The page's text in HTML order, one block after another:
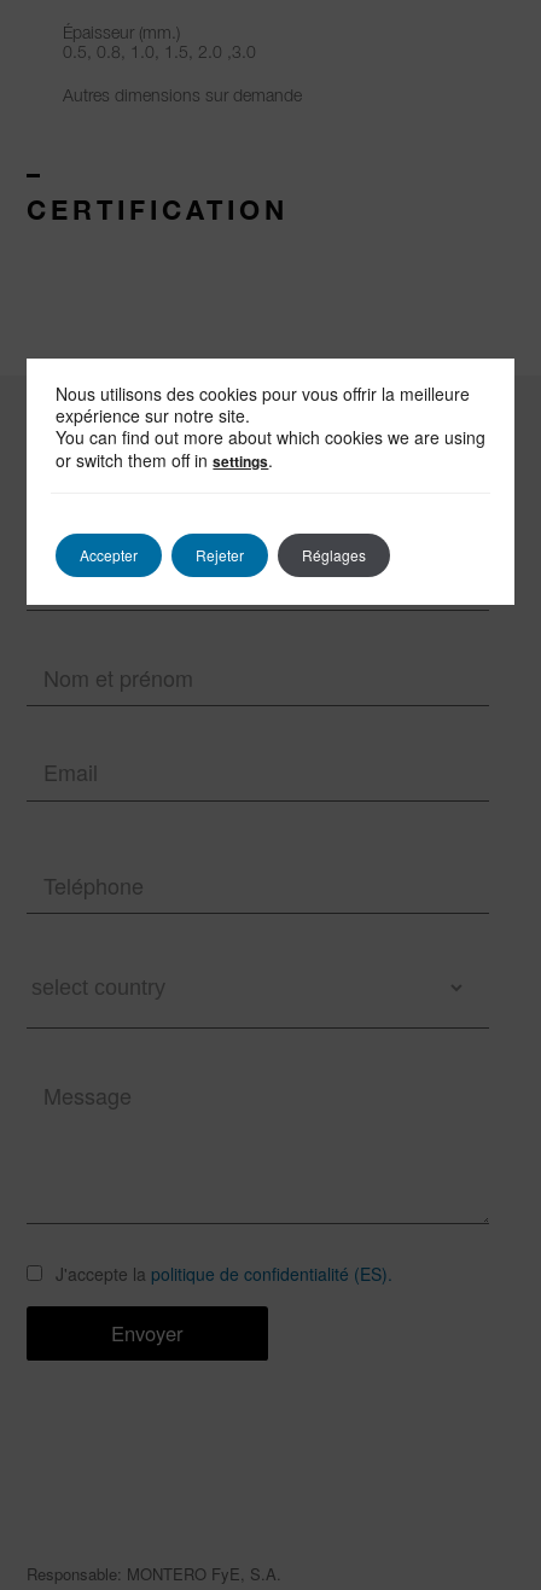
Épaisseur (mm.)
0.5, 0.8, 1.0, 1.5, 2.0 ,3.0
Autres dimensions sur demande
–
CERTIFICATION
J'accepte la politique de confidentialité (ES).
Responsable: MONTERO FyE, S.A.
Nous utilisons des cookies pour vous offrir la meilleure
expérience sur notre site.
You can find out more about which cookies we are using
or switch them off insettings.
Accepter Rejeter Réglages